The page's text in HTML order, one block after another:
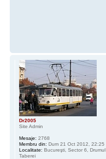
Dr2005
Site Admin
Mesaje: 2768
Membru din: Dum 21 Oct 2012, 22:25
Localitate: Bucureşti, Sector 6, Drumul
Taberei